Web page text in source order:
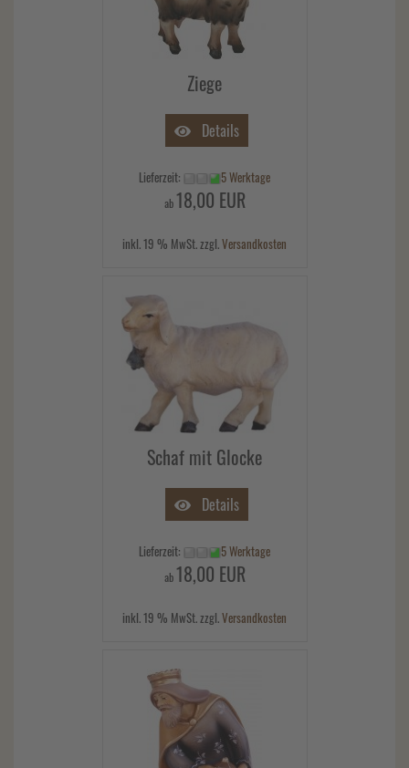
Ziege
Details
Lieferzeit: 5 Werktage
ab18,00 EUR
inkl. 19 % MwSt. zzgl.Versandkosten
Schaf mit Glocke
Details
Lieferzeit: 5 Werktage
ab18,00 EUR
inkl. 19 % MwSt. zzgl.Versandkosten